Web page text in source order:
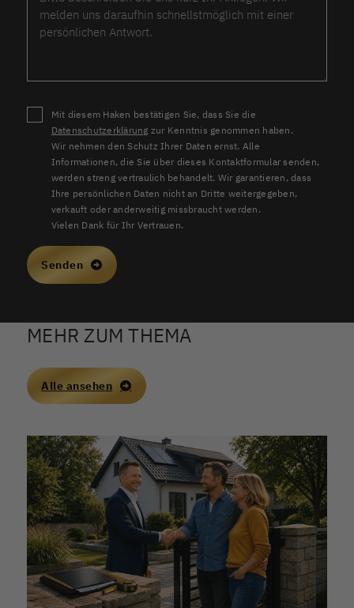
Mit diesem Haken bestätigen Sie, dass Sie die
Datenschutzerklärung zur Kenntnis genommen haben.
Wir nehmen den Schutz Ihrer Daten ernst. Alle
Informationen, die Sie über dieses Kontaktformular senden,
werden streng vertraulich behandelt. Wir garantieren, dass
Ihre persönlichen Daten nicht an Dritte weitergegeben,
verkauft oder anderweitig missbraucht werden.
Vielen Dank für Ihr Vertrauen.
Senden
MEHR ZUM THEMA
Alle ansehen